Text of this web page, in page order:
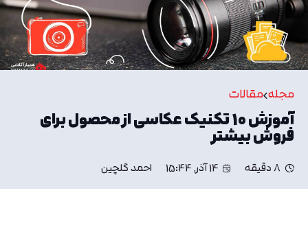
مجله مقالات
آموزش 10 تکنیک عکاسی از محصول برای
فروش بیشتر
8 دقیقه 14 آذر, 15:44 احمد گلچین